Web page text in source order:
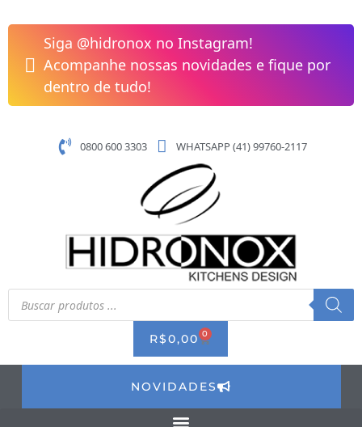
para
conteúdo
Siga @hidronox no Instagram!
Acompanhe nossas novidades e fique por
dentro de tudo!
0800 600 3303 WHATSAPP (41) 99760-2117
Pesquisar
produtos
R$0,00 0 CART
NOVIDADES
Rolhas
Utilita
Tramontina
quantidade